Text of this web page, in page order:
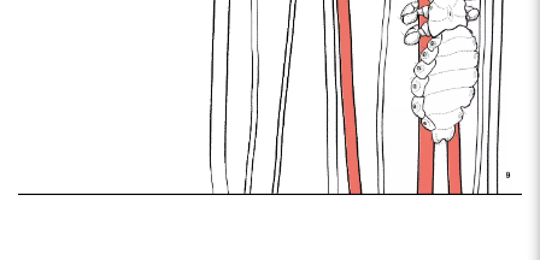
catégorie Opera Prima. Le travail de Berta a entre autres été
séléctionné à la Foire du livre de jeunesse de Bologne, au World
Illustration Awards ou au Festival de lecture pour enfants de